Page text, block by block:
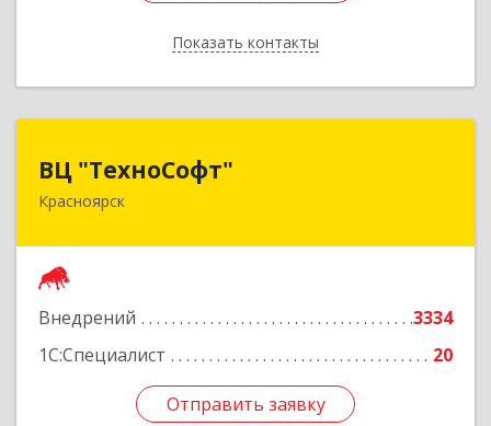
Показать контакты
Назад
ВЦ "ТехноСофт"
Красноярск
Внедрений
3334
1С:Специалист
20
Отправить заявку
660118, Красноярский край, Красноярск г,
Отправить заявку